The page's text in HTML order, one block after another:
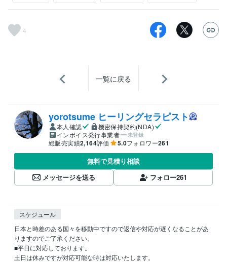
4
一覧に戻る
yorotsume ヒーリングセラピスト
本人確認
機密保持契約(NDA)
インボイス発行事業者
未登録
総販売実績2,164評価 5.0フォロワー261
無料で見積り相談
メッセージを送る
フォロー261
スケジュール
日本と時差のある国々を移動中ですので返信や対応が遅くなることがあ
りますのでご了承ください。
■平日に対応しております。
土日は休みですが対応可能な時は対応いたします。